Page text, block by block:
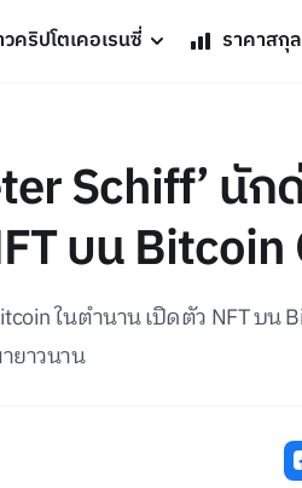
คริปโตเคอเรนซี่ ราคาสกุ
Schiff’ นั
บน
ในตำนาน เปิดตัว NFT บน
ยาวนาน